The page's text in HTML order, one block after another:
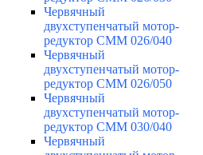
Червячный
двухступенчатый мотор-
редуктор CMM 026/040
Червячный
двухступенчатый мотор-
редуктор CMM 026/050
Червячный
двухступенчатый мотор-
редуктор CMM 030/040
Червячный